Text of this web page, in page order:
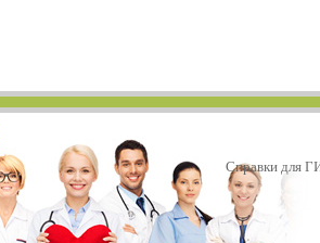
Справки для